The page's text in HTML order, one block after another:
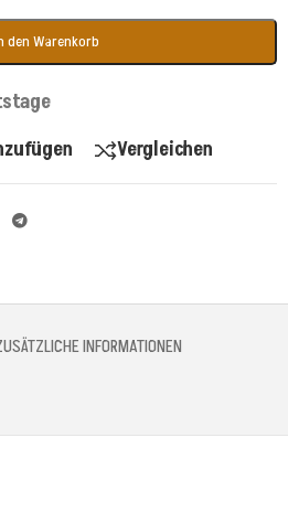
den Warenkorb
Vergleichen
INFORMATIONEN
Peru – Kené-Geometrie